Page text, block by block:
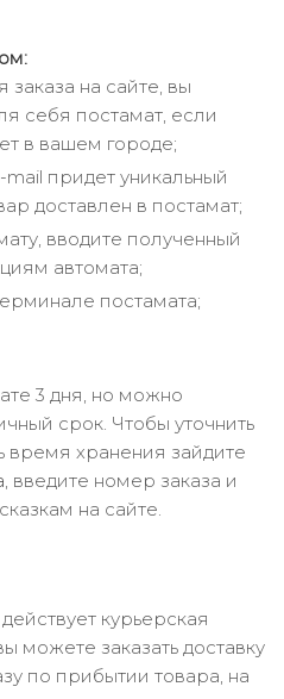
на сайте, вы
себя постамат, если
в вашем городе;
придет уникальный
доставлен в постамат;
вводите полученный
автомата;
постамата;
3 дня, но можно
срок. Чтобы уточнить
хранения зайдите
, введите номер заказа и
на сайте.
курьерская
можете заказать доставку
по прибытии товара, на